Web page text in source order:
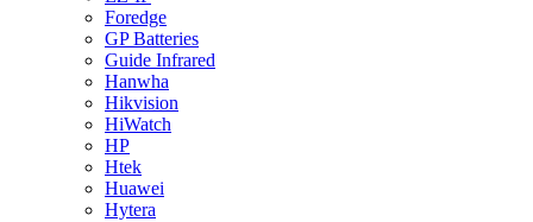
Foredge
GP Batteries
Guide Infrared
Hanwha
Hikvision
HiWatch
HP
Htek
Huawei
Hytera